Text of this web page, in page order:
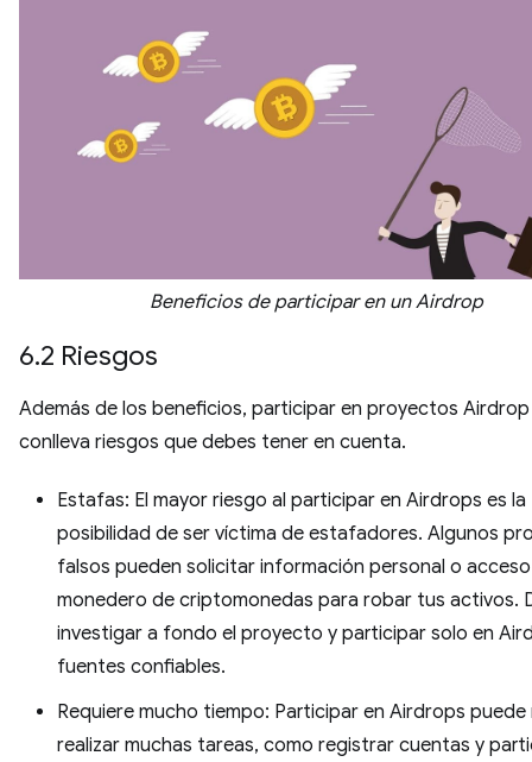
Beneficios de participar en un Airdrop
6.2 Riesgos
Además de los beneficios, participar en proyectos
conlleva riesgos que debes tener en cuenta.
Estafas: El mayor riesgo al participar en Airdrops es la
posibilidad de ser víctima de estafadores. Algunos
falsos pueden solicitar información personal o
monedero de criptomonedas para robar tus activos.
investigar a fondo el proyecto y participar solo en
fuentes confiables.
Requiere mucho tiempo: Participar en Airdrops puede
realizar muchas tareas, como registrar cuentas y